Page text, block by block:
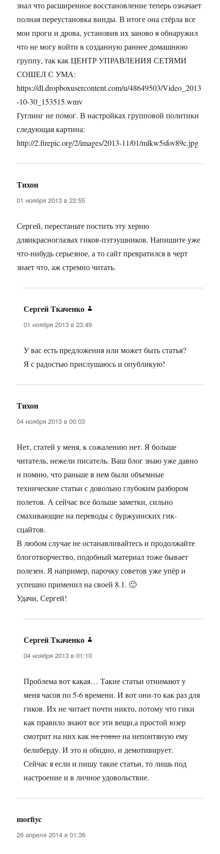
знал что расширенное восстановление теперь означает
полная переустановка винды. В итоге она стёрла все
мои проги и дрова, установив их заново я обнаружил
что не могу войти в созданную раннее домашнюю
группу, так как ЦЕНТР УПРАВЛЕНИЯ СЕТЯМИ
СОШЕЛ С УМА:
https://dl.dropboxusercontent.com/u/48649503/Video_2013
-10-30_153515.wmv
Гуглинг не помог. В настройках групповой политики
следующая картина:
http://2.firepic.org/2/images/2013-11/01/mlkw5sfov89c.jpg
Тихон
01 ноября 2013 в 22:55
Сергей, перестаньте постить эту херню
дляикрасноглазых гиков-пэтэушников. Напишите уже
что-нибудь серьезное, а то сайт превратился в черт
знает что, аж стремно читать.
Сергей Ткаченко
01 ноября 2013 в 23:49
У вас есть предложения или может быть статья?
Я с радостью прислушаюсь и опубликую!
Тихон
04 ноября 2013 в 00:03
Нет, статей у меня, к сожалению нет. Я больше
читатель, нежели писатель. Ваш блог знаю уже давно
и помню, что раньше в нем были объемные
технические статьи с довольно глубоким разбором
полетов. А сейчас все больше заметки, сильно
смахивающие на переводы с буржуинских гик-
сцайтов.
В любом случае не останавливайтесь и продолжайте
блоготворчество, подобный материал тоже бывает
полезен. Я например, парочку советов уже упёр и
успешно применил на своей 8.1. 🙂
Удачи, Сергей!
Сергей Ткаченко
04 ноября 2013 в 01:10
Проблема вот какая… Такие статьи отнимают у
меня часов по 5-6 времени. И вот они-то как раз для
гиков. Их не читает почти никто, потому что гики
как правило знают все эти вещи,а простой юзер
смотрит на них какна говнона непонтяную ему
белиберду. И это и обидно, и демотивирует.
Сейчас я если и пишу такие статьи, то лишь под
настроение и в личное удовольствие.
morfiyc
26 апреля 2014 в 01:36